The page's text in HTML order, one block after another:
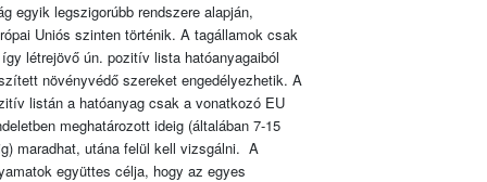
egyik legszigorúbb rendszere alapján,
Uniós szinten történik. A tagállamok csak
létrejövő ún. pozitív lista hatóanyagaiból
növényvédő szereket engedélyezhetik. A
listán a hatóanyag csak a vonatkozó EU
meghatározott ideig (általában 7-15
maradhat, utána felül kell vizsgálni. A
együttes célja, hogy az egyes